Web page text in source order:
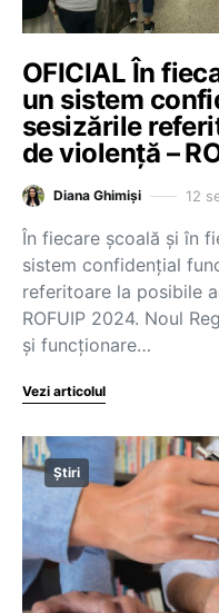
OFICIAL În
un sistem
sesizările
de violență –
Diana Ghimiși 12
În fiecare școală și în
sistem confidențial
referitoare la posibile
ROFUIP 2024. Noul
și funcționare…
Vezi articolul
Știri